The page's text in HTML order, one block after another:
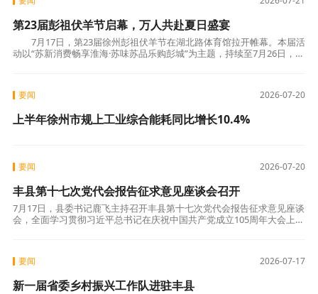
第23届彭祖伏羊节启幕，万人共赴夏日盛宴
7月17日，第23届徐州彭祖伏羊节在湖北路体育馆拉开帷幕。本届活
动以“苏新消费畅享淮海·苏味苏品乐购彭城”为主题，持续至7月26日，为
2026-07-20
要闻
上半年徐州市规上工业综合能耗同比增长10.4%
2026-07-20
要闻
丰县第十七次党代会报告征求意见座谈会召开
7月17日，县委书记鹿飞主持召开丰县第十七次党代会报告征求意见座谈
会，全面学习贯彻习近平总书记在庆祝中国共产党成立105周年大会上的
2026-07-17
要闻
新一届省委乡村振兴工作队进驻丰县